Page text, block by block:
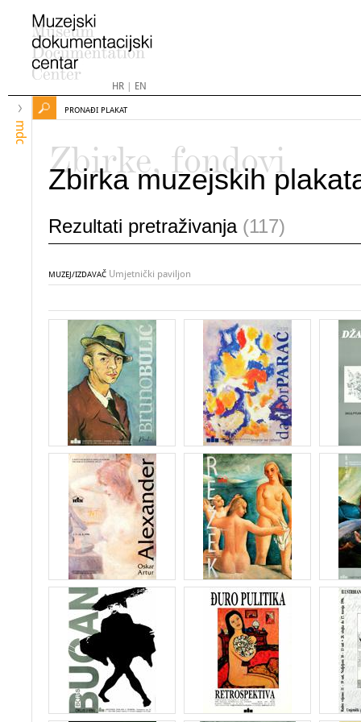
HR| EN
mdc
PRONAĐI PLAKAT
Zbirke, fondovi
Zbirka muzejskih
Rezultati pretraživanja (117)
MUZEJ/IZDAVAČ Umjetnički paviljon